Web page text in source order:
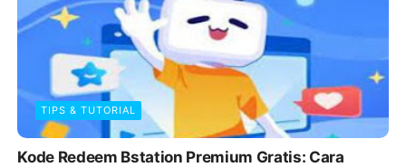
TIPS & TUTORIAL
Kode Redeem Bstation Premium Gratis: Cara